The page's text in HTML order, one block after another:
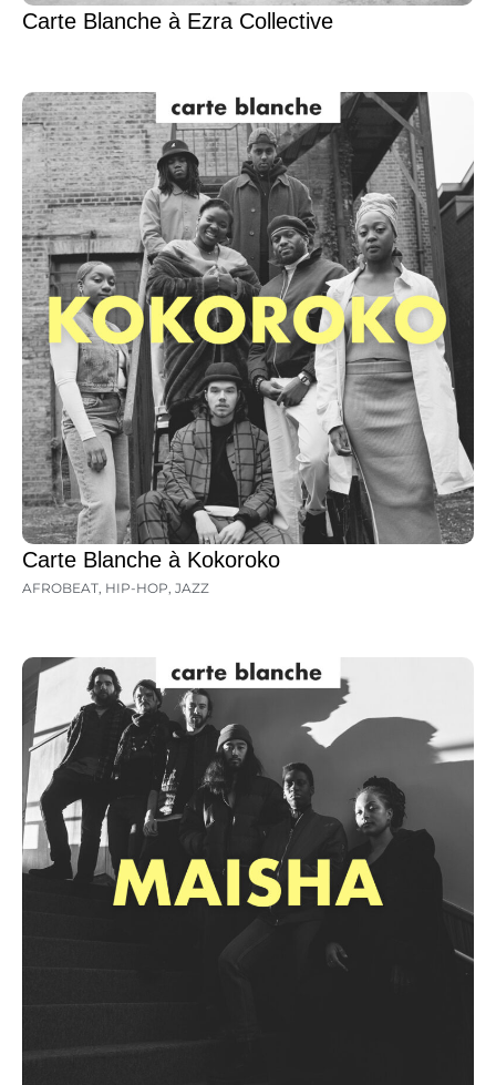
Carte Blanche à Ezra Collective
Carte Blanche à Kokoroko
AFROBEAT, HIP-HOP, JAZZ